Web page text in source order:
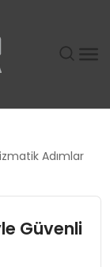
Adımlar
Güvenli